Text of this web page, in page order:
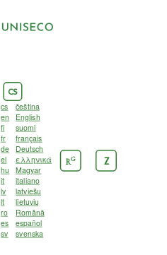
CS
cs
čeština
en
English
fi
suomi
fr
français
de
Deutsch
el
ελληνικά
hu
Magyar
it
italiano
lv
latviešu
lt
lietuvių
ro
Română
es
español
sv
svenska
RG Z